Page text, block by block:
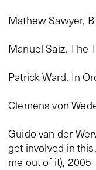
Mathew Sawyer,
Manuel Saiz, The
Patrick Ward, In
Clemens von
Guido van der
get involved in
me out of it), 2005